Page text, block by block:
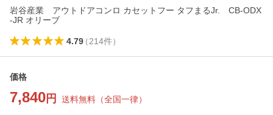
岩谷産業 アウトドアコンロ カセットフー タフまるJr. CB-ODX
-JR オリーブ
4.79（214件）
価格
7,840 円 送料無料 （全国一律）